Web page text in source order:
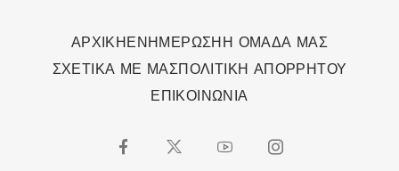
ΑΡΧΙΚΗΕΝΗΜΕΡΩΣΗΗ ΟΜΑΔΑ ΜΑΣ
ΣΧΕΤΙΚΑ ΜΕ ΜΑΣΠΟΛΙΤΙΚΗ ΑΠΟΡΡΗΤΟΥ
ΕΠΙΚΟΙΝΩΝΙΑ